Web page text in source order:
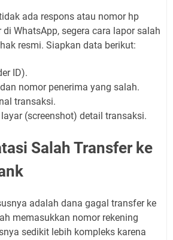
ada respons atau nomor hp
WhatsApp, segera cara lapor salah
resmi. Siapkan data berikut:
ID).
nomor penerima yang salah.
transaksi.
(screenshot) detail transaksi.
Salah Transfer ke
adalah dana gagal transfer ke
memasukkan nomor rekening
sedikit lebih kompleks karena